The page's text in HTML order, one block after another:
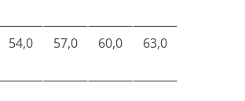
54,0 57,0 60,0 63,0